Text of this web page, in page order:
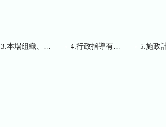
3.本場組織、職掌及聯絡資訊 4.行政指導有關文書 5.施政計畫、業務統